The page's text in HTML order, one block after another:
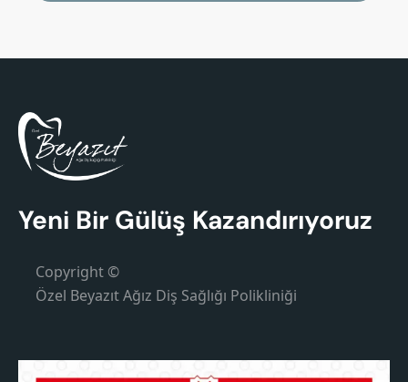
Yeni Bir Gülüş Kazandırıyoruz
Copyright ©
Özel Beyazıt Ağız Diş Sağlığı Polikliniği